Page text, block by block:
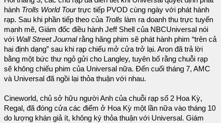
hành Trolls World Tourtrực tiếp PVOD cùng ngày với phát hành
rạp. Sau khi phần tiếp theo của Trolls làm ra doanh thu trực tuyến
mạnh mẽ, Giám đốc điều hành Jeff Shell của NBCUniversal nói
với Wall Street Journalrằng hãng phim sẽ phát hành phim “trên cả
hai định dạng” sau khi rạp chiếu mở cửa trở lại. Aron đã trả lời
bằng một bức thư ngỏ gửi cho Langley, tuyên bố rằng chuỗi rạp
sẽ không chiếu phim của Universal nữa. Đến cuối tháng 7, AMC
và Universal đã ngồi lại thỏa thuận với nhau.
Cineworld, chủ sở hữu người Anh của chuỗi rạp số 2 Hoa Kỳ,
Regal, đã đóng cửa các điểm ở Hoa Kỳ một lần nữa vào tháng 10
do lượng khán giả ít, không ký thỏa thuận với Universal. Giám